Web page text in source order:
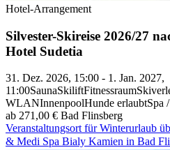
Hotel-Arrangement
Silvester-Skireise 2026/27
Hotel Sudetia
31. Dez. 2026, 15:00 - 1. Jan. 2027,
11:00SaunaSkiliftFitnessraum
WLANInnenpoolHunde erlaubtSpa
ab 271,00 € Bad Flinsberg
Veranstaltungsort für Winterurlaub
& Medi Spa Bialy Kamien in Bad